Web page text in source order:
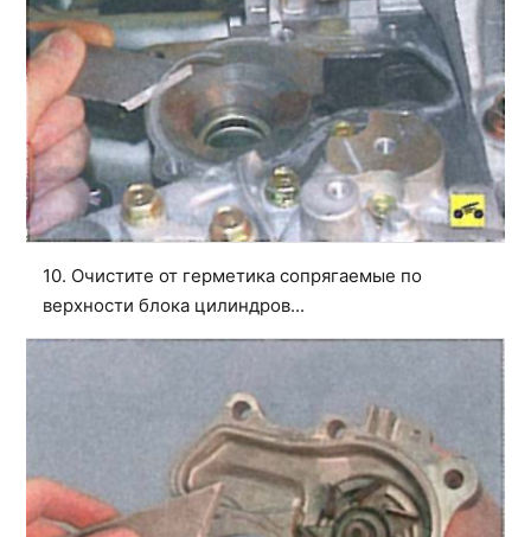
10. Очистите от герметика сопрягаемые по
верхности блока цилиндров...